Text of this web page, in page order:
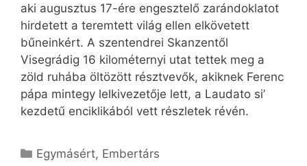
aki augusztus 17-ére engesztelő zarándoklatot
hirdetett a teremtett világ ellen elkövetett
bűneinkért. A szentendrei Skanzentől
Visegrádig 16 kilométernyi utat tettek meg a
zöld ruhába öltözött résztvevők, akiknek Ferenc
pápa mintegy lelkivezetője lett, a Laudato si’
kezdetű enciklikából vett részletek révén.
Kategória
Egymásért, Embertárs